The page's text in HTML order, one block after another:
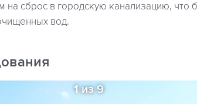
на сброс в городскую канализацию, что
вод.
1 из 9